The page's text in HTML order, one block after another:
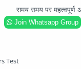
समय समय पर
Join Whatsapp Group
Test